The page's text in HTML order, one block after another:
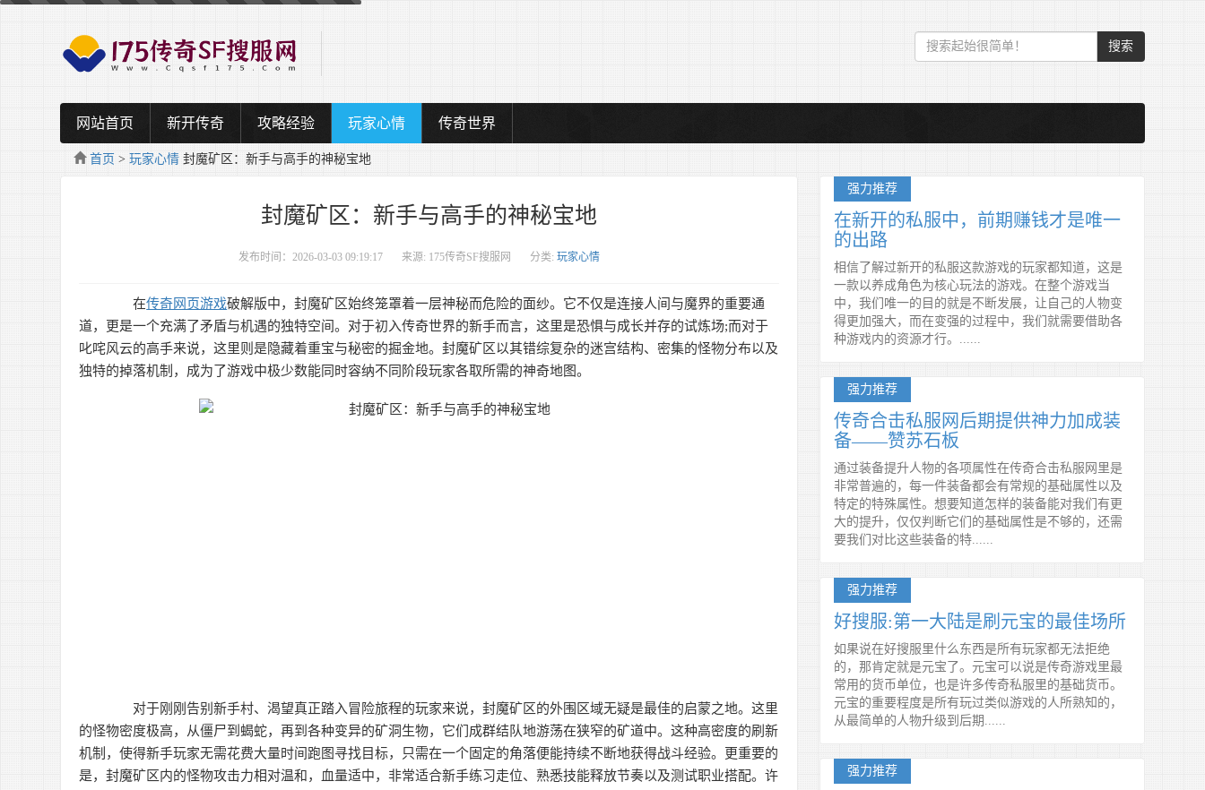
搜索
网站首页 新开传奇 攻略经验 玩家心情 传奇世界
首页 >玩家心情 封魔矿区：新手与高手的神秘宝地
封魔矿区：新手与高手的神秘宝地
发布时间：2026-03-03 09:19:17 来源: 175传奇SF搜服网 分类:玩家心情
在传奇网页游戏破解版中，封魔矿区始终笼罩着一层神秘而危险的面纱。它不仅是连接人间与魔界的重要通
道，更是一个充满了矛盾与机遇的独特空间。对于初入传奇世界的新手而言，这里是恐惧与成长并存的试炼场;而对于
叱咤风云的高手来说，这里则是隐藏着重宝与秘密的掘金地。封魔矿区以其错综复杂的迷宫结构、密集的怪物分布以及
独特的掉落机制，成为了游戏中极少数能同时容纳不同阶段玩家各取所需的神奇地图。
对于刚刚告别新手村、渴望真正踏入冒险旅程的玩家来说，封魔矿区的外围区域无疑是最佳的启蒙之地。这里
的怪物密度极高，从僵尸到蝎蛇，再到各种变异的矿洞生物，它们成群结队地游荡在狭窄的矿道中。这种高密度的刷新
机制，使得新手玩家无需花费大量时间跑图寻找目标，只需在一个固定的角落便能持续不断地获得战斗经验。更重要的
是，封魔矿区内的怪物攻击力相对温和，血量适中，非常适合新手练习走位、熟悉技能释放节奏以及测试职业搭配。许
强力推荐
在新开的私服中，前期赚钱才是唯一
的出路
相信了解过新开的私服这款游戏的玩家都知道，这是
一款以养成角色为核心玩法的游戏。在整个游戏当
中，我们唯一的目的就是不断发展，让自己的人物变
得更加强大，而在变强的过程中，我们就需要借助各
种游戏内的资源才行。......
强力推荐
传奇合击私服网后期提供神力加成装
备——赞苏石板
通过装备提升人物的各项属性在传奇合击私服网里是
非常普遍的，每一件装备都会有常规的基础属性以及
特定的特殊属性。想要知道怎样的装备能对我们有更
大的提升，仅仅判断它们的基础属性是不够的，还需
要我们对比这些装备的特......
强力推荐
好搜服:第一大陆是刷元宝的最佳场所
如果说在好搜服里什么东西是所有玩家都无法拒绝
的，那肯定就是元宝了。元宝可以说是传奇游戏里最
常用的货币单位，也是许多传奇私服里的基础货币。
元宝的重要程度是所有玩过类似游戏的人所熟知的，
从最简单的人物升级到后期......
强力推荐